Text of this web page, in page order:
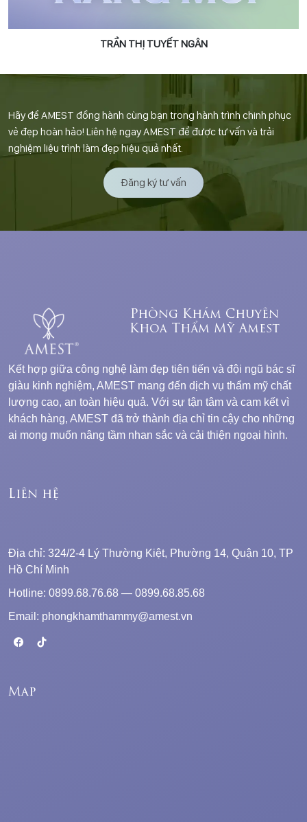
TRẦN THỊ TUYẾT NGÂN
Hãy để AMEST đồng hành cùng bạn trong hành trình chinh phục
vẻ đẹp hoàn hảo! Liên hệ ngay AMEST để được tư vấn và trải
nghiệm liệu trình làm đẹp hiệu quả nhất.
Đăng ký tư vấn
Phòng Khám Chuyên
Khoa Thẩm Mỹ Amest
Kết hợp giữa công nghệ làm đẹp tiên tiến và đội ngũ bác sĩ
giàu kinh nghiệm, AMEST mang đến dịch vụ thẩm mỹ chất
lượng cao, an toàn hiệu quả. Với sự tận tâm và cam kết vì
khách hàng, AMEST đã trở thành địa chỉ tin cậy cho những
ai mong muốn nâng tầm nhan sắc và cải thiện ngoại hình.
Liên hệ
Địa chỉ: 324/2-4 Lý Thường Kiệt, Phường 14, Quận 10, TP
Hồ Chí Minh
Hotline: 0899.68.76.68 — 0899.68.85.68
Email: phongkhamthammy@amest.vn
Map